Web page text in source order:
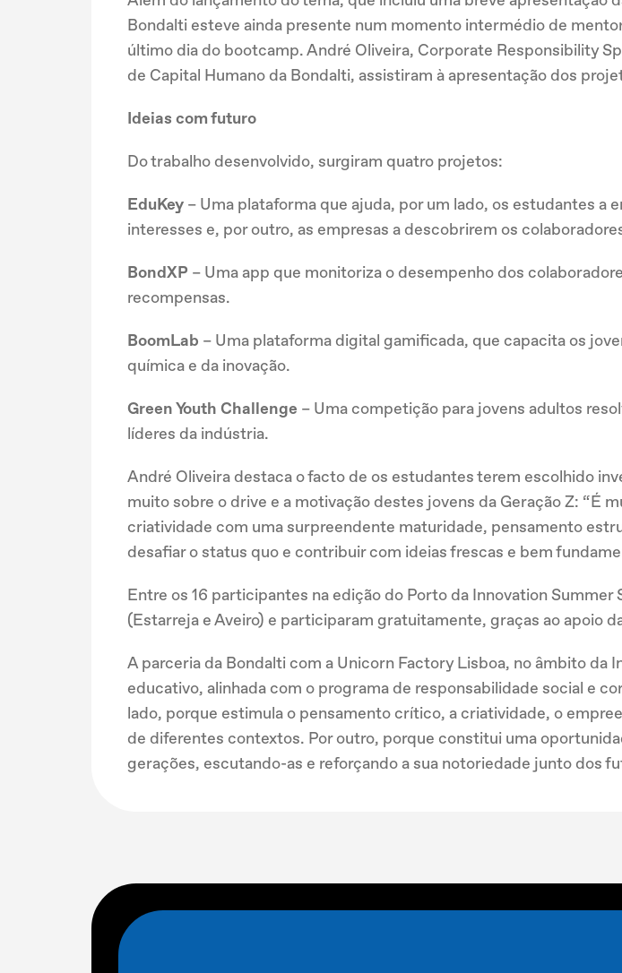
Bondalti esteve ainda presente num momento intermédio de
último dia do bootcamp. André Oliveira, Corporate Responsibility
de Capital Humano da Bondalti, assistiram à apresentação dos
Ideias com futuro
Do trabalho desenvolvido, surgiram quatro projetos:
EduKey – Uma plataforma que ajuda, por um lado, os estudantes a
interesses e, por outro, as empresas a descobrirem os
BondXP – Uma app que monitoriza o desempenho dos
recompensas.
BoomLab – Uma plataforma digital gamificada, que capacita os
química e da inovação.
Green Youth Challenge – Uma competição para jovens adultos
líderes da indústria.
André Oliveira destaca o facto de os estudantes terem escolhido
muito sobre o drive e a motivação destes jovens da Geração Z: “É
criatividade com uma surpreendente maturidade, pensamento
desafiar o status quo e contribuir com ideias frescas e bem
Entre os 16 participantes na edição do Porto da Innovation
(Estarreja e Aveiro) e participaram gratuitamente, graças ao apoio
A parceria da Bondalti com a Unicorn Factory Lisboa, no âmbito da
educativo, alinhada com o programa de responsabilidade social e
lado, porque estimula o pensamento crítico, a criatividade, o
de diferentes contextos. Por outro, porque constitui uma
gerações, escutando-as e reforçando a sua notoriedade junto dos